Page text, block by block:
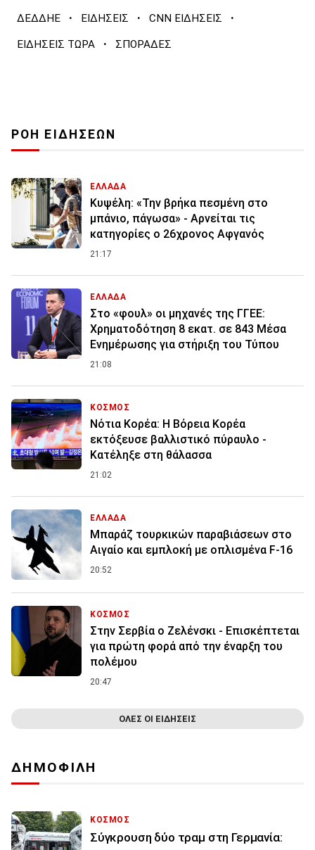
ΔΕΔΔΗΕ · ΕΙΔΗΣΕΙΣ · CNN ΕΙΔΗΣΕΙΣ ·
ΕΙΔΗΣΕΙΣ ΤΩΡΑ · ΣΠΟΡΑΔΕΣ
ΡΟΗ ΕΙΔΗΣΕΩΝ
ΕΛΛΑΔΑ
Κυψέλη: «Την βρήκα πεσμένη στο
μπάνιο, πάγωσα» - Αρνείται τις
κατηγορίες ο 26χρονος Αφγανός
21:17
ΕΛΛΑΔΑ
Στο «φουλ» οι μηχανές της ΓΓΕΕ:
Χρηματοδότηση 8 εκατ. σε 843 Μέσα
Ενημέρωσης για στήριξη του Τύπου
21:08
ΚΟΣΜΟΣ
Νότια Κορέα: Η Βόρεια Κορέα
εκτόξευσε βαλλιστικό πύραυλο -
Κατέληξε στη θάλασσα
21:02
ΕΛΛΑΔΑ
Μπαράζ τουρκικών παραβιάσεων στο
Αιγαίο και εμπλοκή με οπλισμένα F-16
20:52
ΚΟΣΜΟΣ
Στην Σερβία ο Ζελένσκι - Επισκέπτεται
για πρώτη φορά από την έναρξη του
πολέμου
20:47
ΟΛΕΣ ΟΙ ΕΙΔΗΣΕΙΣ
ΔΗΜΟΦΙΛΗ
ΚΟΣΜΟΣ
Σύγκρουση δύο τραμ στη Γερμανία: